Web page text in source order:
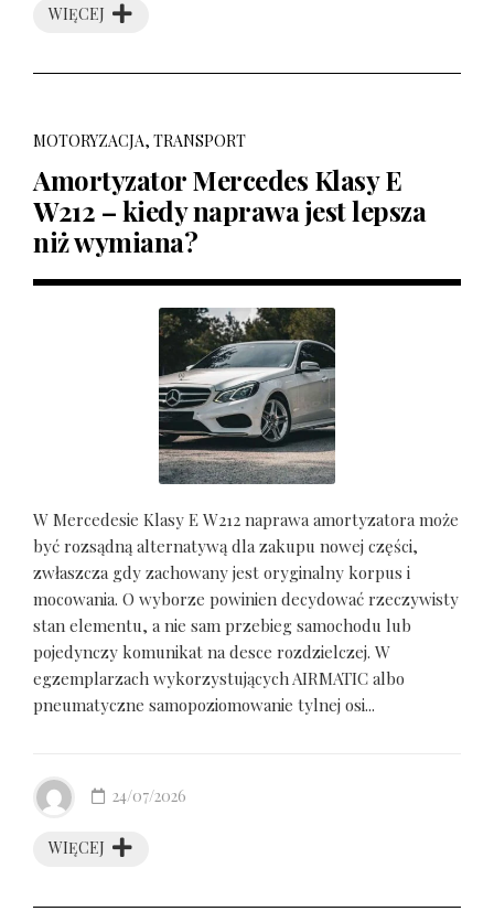
WIĘCEJ
MOTORYZACJA, TRANSPORT
Amortyzator Mercedes Klasy E
W212 – kiedy naprawa jest lepsza
niż wymiana?
W Mercedesie Klasy E W212 naprawa amortyzatora może
być rozsądną alternatywą dla zakupu nowej części,
zwłaszcza gdy zachowany jest oryginalny korpus i
mocowania. O wyborze powinien decydować rzeczywisty
stan elementu, a nie sam przebieg samochodu lub
pojedynczy komunikat na desce rozdzielczej. W
egzemplarzach wykorzystujących AIRMATIC albo
pneumatyczne samopoziomowanie tylnej osi...
WIĘCEJ
24/07/2026